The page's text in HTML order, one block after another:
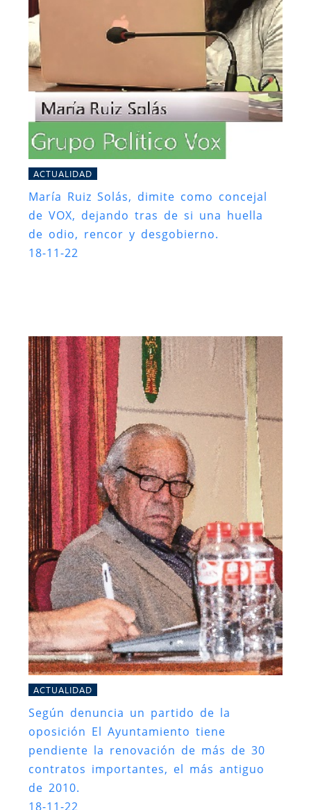
ACTUALIDAD
María Ruiz Solás, dimite como concejal
de VOX, dejando tras de si una huella
de odio, rencor y desgobierno.
18-11-22
ACTUALIDAD
Según denuncia un partido de la
oposición El Ayuntamiento tiene
pendiente la renovación de más de 30
contratos importantes, el más antiguo
de 2010.
18-11-22